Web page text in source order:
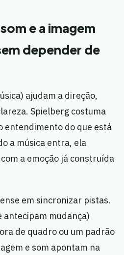
e a imagem
depender de
ajudam a direção,
Spielberg costuma
entendimento do que está
a música entra, ela
a emoção já construída
em sincronizar pistas.
antecipam mudança)
de quadro ou um padrão
e som apontam na